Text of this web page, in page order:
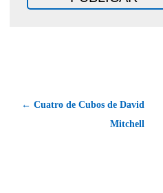
← Cuatro de Cubos de David
Mitchell